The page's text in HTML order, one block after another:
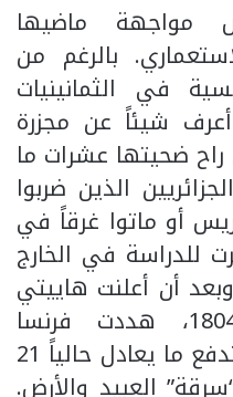
مواجهة ماضيها
بالرغم من
في الثمانينيات
شيئاً عن مجزرة
1961-التي راح ضحيتها عشرات ما
الذين ضربوا
أو ماتوا غرقاً في
للدراسة في الخارج
أن أعلنت هاييتي
استقلالها في عام 1804، هددت فرنسا
باجتياحها عسكرياً إذا لم تدفع ما يعادل حالياً 21
العبيد والأرض.